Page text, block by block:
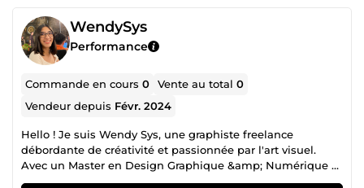
WendySys
Performance
Commande en cours0 Vente au total0
Vendeur depuis Févr. 2024
Hello ! Je suis Wendy Sys, une graphiste freelance
débordante de créativité et passionnée par l'art visuel.
Avec un Master en Design Graphique &amp; Numérique et
plus de 3 ans d'expérience, je suis spécialisée dans la